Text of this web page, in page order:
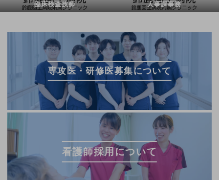
臨床検査技師 人事課事務
専攻医・研修医募集について
看護師採用について